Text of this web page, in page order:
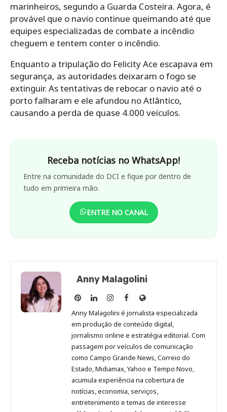
marinheiros, segundo a Guarda Costeira. Agora, é
provável que o navio continue queimando até que
equipes especializadas de combate a incêndio
cheguem e tentem conter o incêndio.
Enquanto a tripulação do Felicity Ace escapava em
segurança, as autoridades deixaram o fogo se
extinguir. As tentativas de rebocar o navio até o
porto falharam e ele afundou no Atlântico,
causando a perda de quase 4.000 veículos.
Receba notícias no WhatsApp!
Entre na comunidade do DCI e fique por dentro de
tudo em primeira mão.
ENTRE NO CANAL
Anny Malagolini
Anny
Malagolini
no
Pinterest
Anny
Malagolini
no
LinkedIn
Anny
Malagolini
no
Instagram
Anny
Malagolini
no
Facebook
Site
de
Anny
Malagolini
Anny Malagolini é jornalista especializada
em produção de conteúdo digital,
jornalismo online e estratégia editorial. Com
passagem por veículos de comunicação
como Campo Grande News, Correio do
Estado, Midiamax, Yahoo e Tempo Novo,
acumula experiência na cobertura de
notícias, economia, serviços,
entretenimento e temas de interesse